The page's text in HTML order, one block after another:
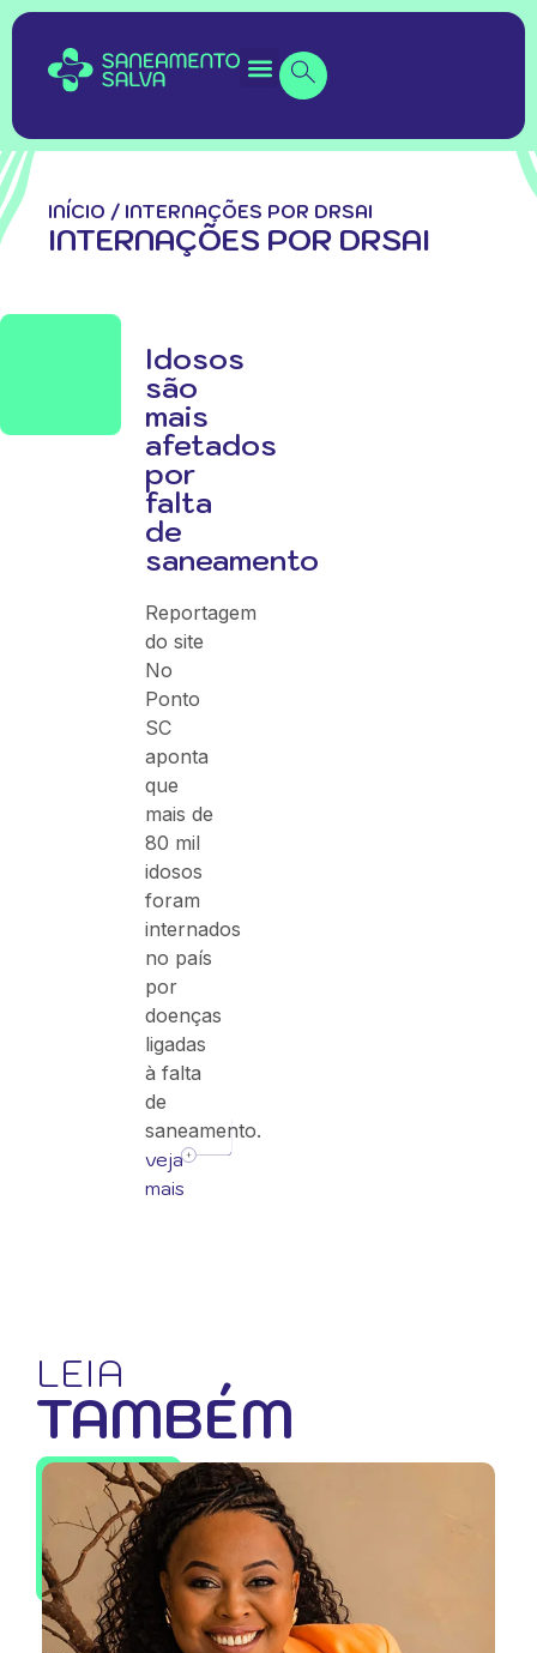
INÍCIO / INTERNAÇÕES POR DRSAI
INTERNAÇÕES POR DRSAI
Idosos
são
mais
afetados
por
falta
de
saneamento
Reportagem
do site
No
Ponto
SC
aponta
que
mais de
80 mil
idosos
foram
internados
no país
por
doenças
ligadas
à falta
de
saneamento.
veja
mais
LEIA
TAMBÉM